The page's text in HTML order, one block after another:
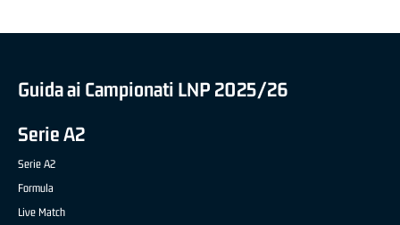
Guida ai Campionati LNP 2025/26
Serie A2
Serie A2
Formula
Live Match